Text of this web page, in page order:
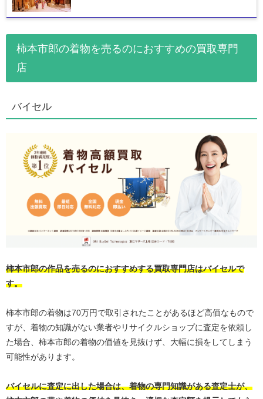
柿本市郎の着物を売るのにおすすめの買取専門
店
バイセル
柿本市郎の作品を売るのにおすすめする買取専門店はバイセルで
す。
柿本市郎の着物は70万円で取引されたことがあるほど高価なもので
すが、着物の知識がない業者やリサイクルショップに査定を依頼し
た場合、柿本市郎の着物の価値を見抜けず、大幅に損をしてしまう
可能性があります。
バイセルに査定に出した場合は、着物の専門知識がある査定士が、